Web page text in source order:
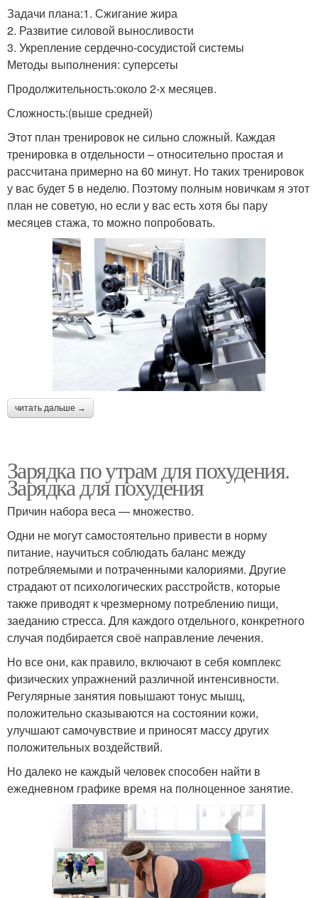
Задачи плана:1. Сжигание жира
2. Развитие силовой выносливости
3. Укрепление сердечно-сосудистой системы
Методы выполнения: суперсеты
Продолжительность:около 2-х месяцев.
Сложность:(выше средней)
Этот план тренировок не сильно сложный. Каждая
тренировка в отдельности – относительно простая и
рассчитана примерно на 60 минут. Но таких тренировок
у вас будет 5 в неделю. Поэтому полным новичкам я этот
план не советую, но если у вас есть хотя бы пару
месяцев стажа, то можно попробовать.
читать дальше →
Зарядка по утрам для похудения.
Зарядка для похудения
Причин набора веса — множество.
Одни не могут самостоятельно привести в норму
питание, научиться соблюдать баланс между
потребляемыми и потраченными калориями. Другие
страдают от психологических расстройств, которые
также приводят к чрезмерному потреблению пищи,
заеданию стресса. Для каждого отдельного, конкретного
случая подбирается своё направление лечения.
Но все они, как правило, включают в себя комплекс
физических упражнений различной интенсивности.
Регулярные занятия повышают тонус мышц,
положительно сказываются на состоянии кожи,
улучшают самочувствие и приносят массу других
положительных воздействий.
Но далеко не каждый человек способен найти в
ежедневном графике время на полноценное занятие.